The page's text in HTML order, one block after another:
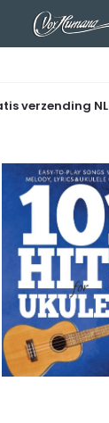
verzending NL